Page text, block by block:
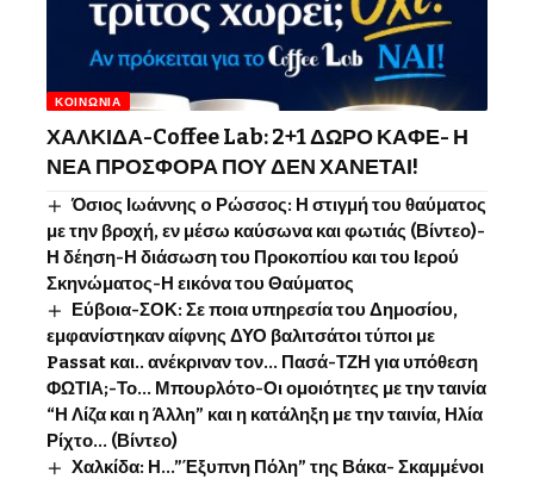
ΚΟΙΝΩΝΊΑ
ΧΑΛΚΙΔΑ-Coffee Lab: 2+1 ΔΩΡΟ ΚΑΦΕ- Η
ΝΕΑ ΠΡΟΣΦΟΡΑ ΠΟΥ ΔΕΝ ΧΑΝΕΤΑΙ!
Όσιος Ιωάννης o Ρώσσος: Η στιγμή του θαύματος
με την βροχή, εν μέσω καύσωνα και φωτιάς (Βίντεο)-
Η δέηση-Η διάσωση του Προκοπίου και του Ιερού
Σκηνώματος-Η εικόνα του Θαύματος
Εύβοια-ΣΟΚ: Σε ποια υπηρεσία του Δημοσίου,
εμφανίστηκαν αίφνης ΔΥΟ βαλιτσάτοι τύποι με
Passat και.. ανέκριναν τον… Πασά-ΤΖΗ για υπόθεση
ΦΩΤΙΑ;-Το… Μπουρλότο-Οι ομοιότητες με την ταινία
“Η Λίζα και η Άλλη” και η κατάληξη με την ταινία, Ηλία
Ρίχτο… (Βίντεο)
Χαλκίδα: Η…”Έξυπνη Πόλη” της Βάκα- Σκαμμένοι